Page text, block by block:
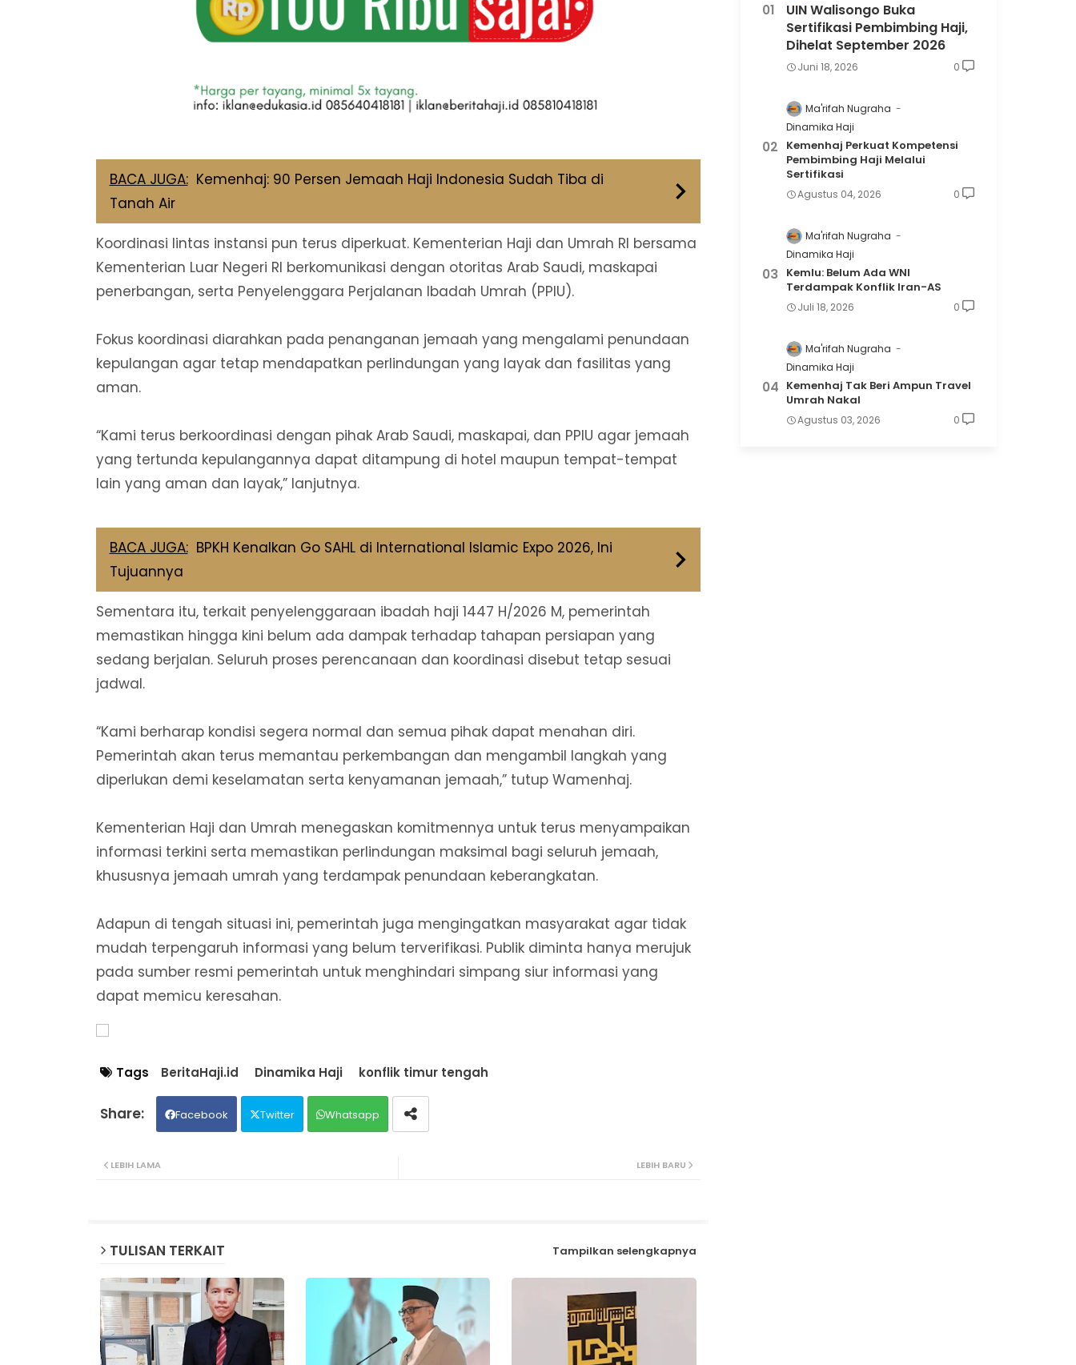
BACA JUGA: Kemenhaj: 90 Persen Jemaah Haji Indonesia Sudah Tiba di
Tanah Air
Koordinasi lintas instansi pun terus diperkuat. Kementerian Haji dan Umrah RI bersama
Kementerian Luar Negeri RI berkomunikasi dengan otoritas Arab Saudi, maskapai
penerbangan, serta Penyelenggara Perjalanan Ibadah Umrah (PPIU).
Fokus koordinasi diarahkan pada penanganan jemaah yang mengalami penundaan
kepulangan agar tetap mendapatkan perlindungan yang layak dan fasilitas yang
aman.
“Kami terus berkoordinasi dengan pihak Arab Saudi, maskapai, dan PPIU agar jemaah
yang tertunda kepulangannya dapat ditampung di hotel maupun tempat-tempat
lain yang aman dan layak,” lanjutnya.
BACA JUGA: BPKH Kenalkan Go SAHL di International Islamic Expo 2026, Ini
Tujuannya
Sementara itu, terkait penyelenggaraan ibadah haji 1447 H/2026 M, pemerintah
memastikan hingga kini belum ada dampak terhadap tahapan persiapan yang
sedang berjalan. Seluruh proses perencanaan dan koordinasi disebut tetap sesuai
jadwal.
“Kami berharap kondisi segera normal dan semua pihak dapat menahan diri.
Pemerintah akan terus memantau perkembangan dan mengambil langkah yang
diperlukan demi keselamatan serta kenyamanan jemaah,” tutup Wamenhaj.
Kementerian Haji dan Umrah menegaskan komitmennya untuk terus menyampaikan
informasi terkini serta memastikan perlindungan maksimal bagi seluruh jemaah,
khususnya jemaah umrah yang terdampak penundaan keberangkatan.
Adapun di tengah situasi ini, pemerintah juga mengingatkan masyarakat agar tidak
mudah terpengaruh informasi yang belum terverifikasi. Publik diminta hanya merujuk
pada sumber resmi pemerintah untuk menghindari simpang siur informasi yang
dapat memicu keresahan.
Tags BeritaHaji.id Dinamika Haji konflik timur tengah
Facebook Twitter Whatsapp
LEBIH BARU
LEBIH LAMA
TULISAN TERKAIT Tampilkan selengkapnya
UIN Walisongo Buka
Sertifikasi Pembimbing Haji,
Dihelat September 2026
Juni 18, 2026 0
Ma'rifah Nugraha
Dinamika Haji
Kemenhaj Perkuat Kompetensi
Pembimbing Haji Melalui
Sertifikasi
Agustus 04, 2026 0
Ma'rifah Nugraha
Dinamika Haji
Kemlu: Belum Ada WNI
Terdampak Konflik Iran-AS
Juli 18, 2026 0
Ma'rifah Nugraha
Dinamika Haji
Kemenhaj Tak Beri Ampun Travel
Umrah Nakal
Agustus 03, 2026 0